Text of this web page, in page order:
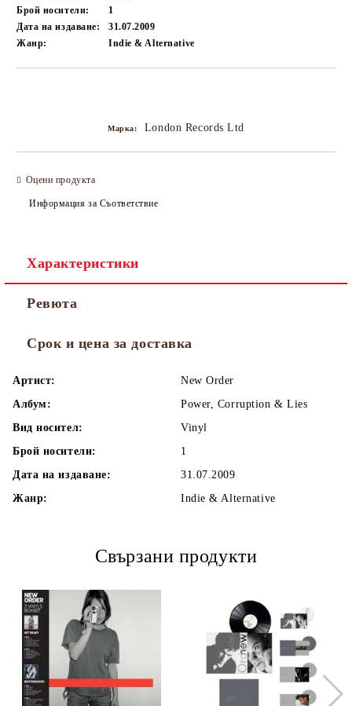
Брой носители:
1
Дата на издаване:
31.07.2009
Жанр:
Indie & Alternative
Марка: London Records Ltd
Оцени продукта
Информация за Съответствие
Характеристики
Ревюта
Срок и цена за доставка
Артист:
New Order
Албум:
Power, Corruption & Lies
Вид носител:
Vinyl
Брой носители:
1
Дата на издаване:
31.07.2009
Жанр:
Indie & Alternative
Свързани продукти